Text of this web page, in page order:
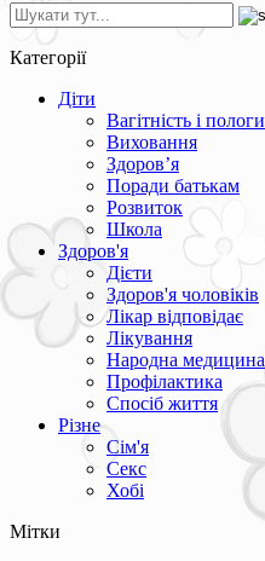
Категорії
Діти
Вагітність і пологи
Виховання
Здоров’я
Поради батькам
Розвиток
Школа
Здоров'я
Дієти
Здоров'я чоловіків
Лікар відповідає
Лікування
Народна медицина
Профілактика
Спосіб життя
Різне
Сім'я
Секс
Хобі
Мітки